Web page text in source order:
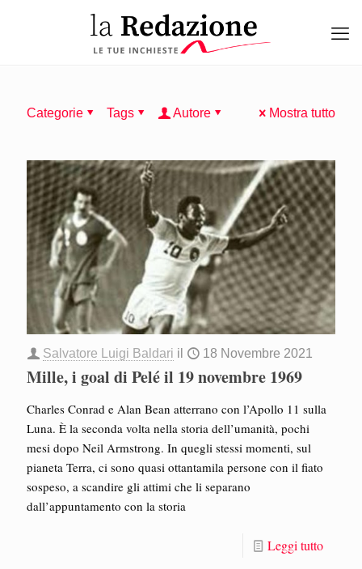
Categorie Tags Autore Mostra tutto
Salvatore Luigi Baldari il 18 Novembre 2021
Mille, i goal di Pelé il 19 novembre 1969
Charles Conrad e Alan Bean atterrano con l’Apollo 11 sulla
Luna. È la seconda volta nella storia dell’umanità, pochi
mesi dopo Neil Armstrong. In quegli stessi momenti, sul
pianeta Terra, ci sono quasi ottantamila persone con il fiato
sospeso, a scandire gli attimi che li separano
dall’appuntamento con la storia
Leggi tutto